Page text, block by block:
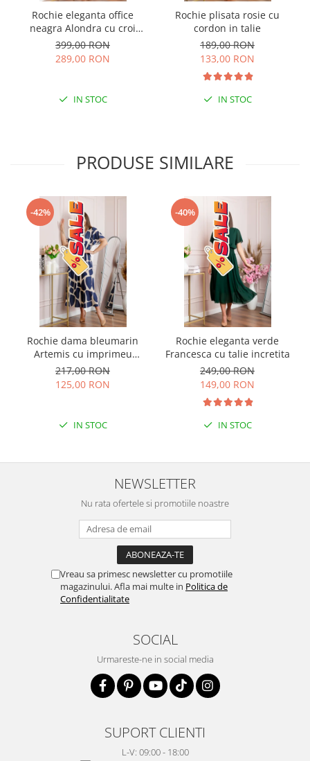
Rochie eleganta office
neagra Alondra cu croi
cambrat
399,00 RON
289,00 RON
IN STOC
Rochie plisata rosie cu
cordon in talie
189,00 RON
133,00 RON
IN STOC
PRODUSE SIMILARE
-42%
Rochie dama bleumarin
Artemis cu imprimeu
abstract si cordon in talie
217,00 RON
125,00 RON
IN STOC
-40%
Rochie eleganta verde
Francesca cu talie incretita
249,00 RON
149,00 RON
IN STOC
NEWSLETTER
Nu rata ofertele si promotiile noastre
Vreau sa primesc newsletter cu promotiile
magazinului. Afla mai multe in Politica de
Confidentialitate
SOCIAL
Urmareste-ne in social media
SUPORT CLIENTI
L-V: 09:00 - 18:00